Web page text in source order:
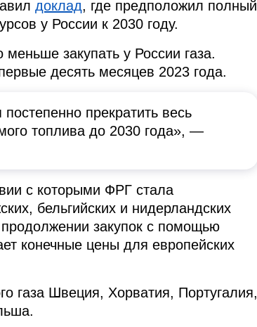
доклад, где предположил полный
у России к 2030 году.
закупать у России газа.
десять месяцев 2023 года.
прекратить весь
топлива до 2030 года», —
с которыми ФРГ стала
бельгийских и нидерландских
закупок с помощью
конечные цены для европейских
газа Швеция, Хорватия, Португалия,